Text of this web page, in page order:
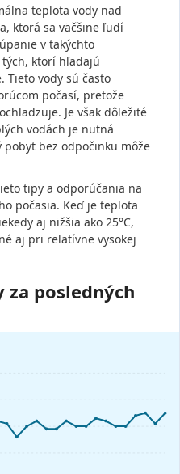
teplota vody nad
ktorá sa väčšine ľudí
v takýchto
ktorí hľadajú
Tieto vody sú často
počasí, pretože
Je však dôležité
vodách je nutná
bez odpočinku môže
tipy a odporúčania na
počasia. Keď je teplota
aj nižšia ako 25°C,
aj pri relatívne vysokej
posledných